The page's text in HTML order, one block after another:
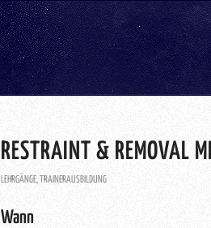
RESTRAINT & REMOVAL
LEHRGÄNGE, TRAINERAUSBILDUNG
Wann